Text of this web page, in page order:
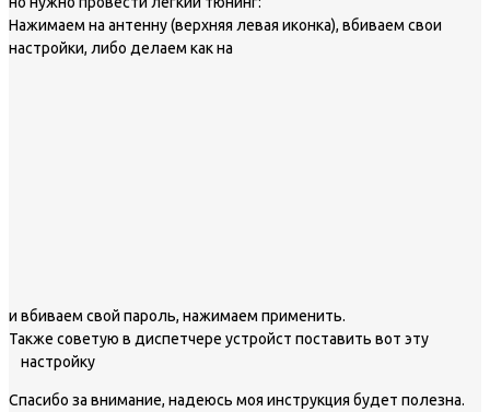
Нажимаем на антенну (верхняя левая иконка), вбиваем свои
настройки, либо делаем как на
и вбиваем свой пароль, нажимаем применить.
Также советую в диспетчере устройст поставить вот эту
настройку
Спасибо за внимание, надеюсь моя инструкция будет полезна.